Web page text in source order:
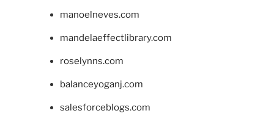
manoelneves.com
mandelaeffectlibrary.com
roselynns.com
balanceyoganj.com
salesforceblogs.com